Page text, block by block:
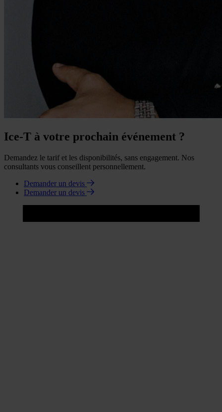
Ice-T à votre prochain événement ?
Demandez le tarif et les disponibilités, sans engagement. Nos
consultants vous conseillent personnellement.
Demander un devis
Demander un devis